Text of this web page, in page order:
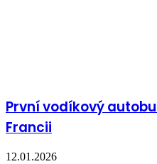
První vodíkový
Francii
12.01.2026